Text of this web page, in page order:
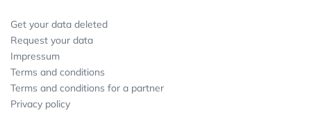
Get your data deleted
Request your data
Impressum
Terms and conditions
Terms and conditions for a partner
Privacy policy